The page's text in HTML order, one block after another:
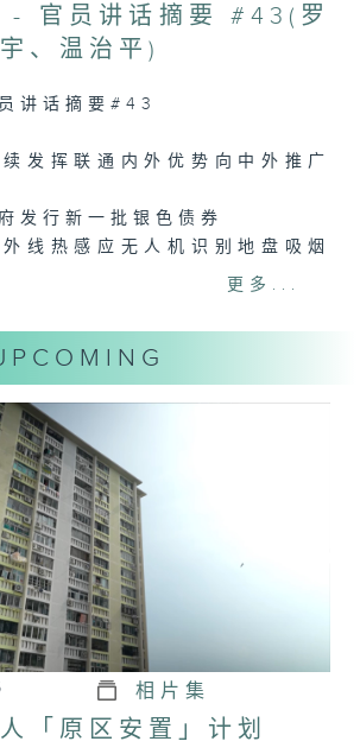
- 官员讲话摘要 #43(罗
、温治平)
讲话摘要#43
发挥联通内外优势向中外推广
发行新一批银色债券
线热感应无人机识别地盘吸烟
更多...
相片集
「原区安置」计划